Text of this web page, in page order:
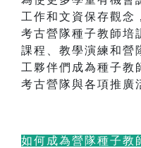
工作和文資保存觀念
考古營隊種子教師培
課程、教學演練和營
工夥伴們成為種子教
考古營隊與各項推廣
如何成為營隊種子教